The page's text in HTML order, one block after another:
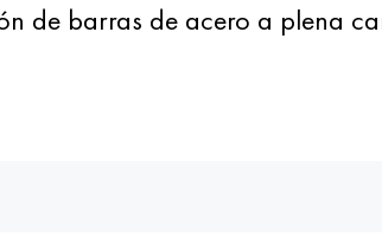
de barras de acero a plena